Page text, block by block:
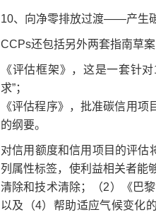
10、向净零排放过渡——产生
CCPs还包括另外两套指南草案
《评估框架》，这是一套针
求”；
《评估程序》，批准碳信用
的纲要。
对信用额度和信用项目的评估
列属性标签，使利益相关者能
清除和技术清除；（2）《巴
以及（4）帮助适应气候变化